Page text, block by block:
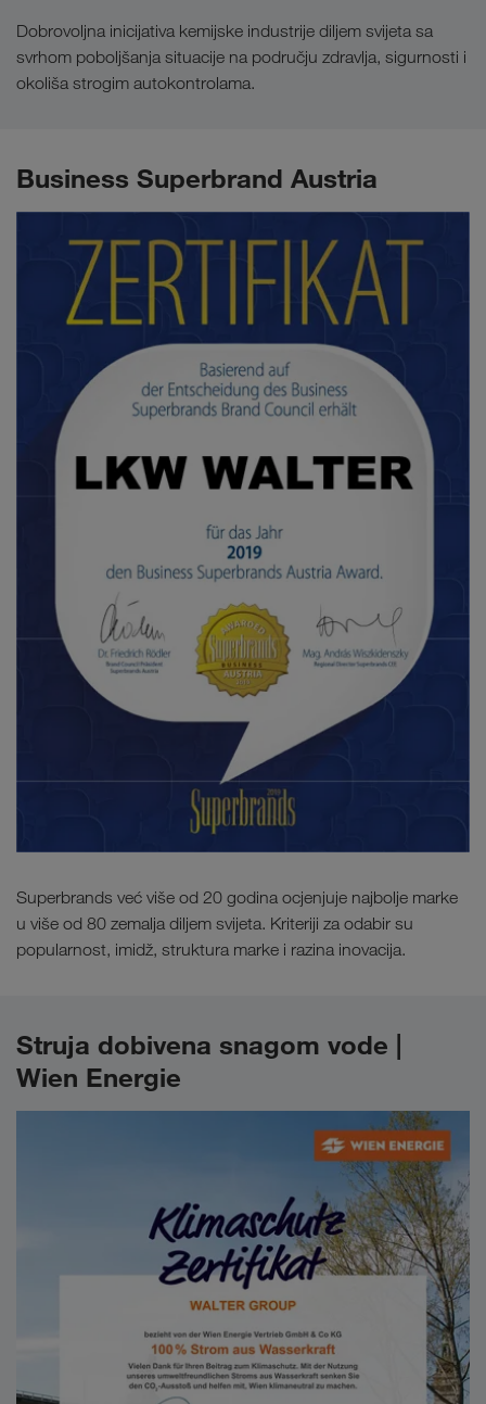
Dobrovoljna inicijativa kemijske industrije diljem svijeta sa
svrhom poboljšanja situacije na području zdravlja, sigurnosti i
okoliša strogim autokontrolama.
Business Superbrand Austria
Superbrands već više od 20 godina ocjenjuje najbolje marke
u više od 80 zemalja diljem svijeta. Kriteriji za odabir su
popularnost, imidž, struktura marke i razina inovacija.
Struja dobivena snagom vode |
Wien Energie